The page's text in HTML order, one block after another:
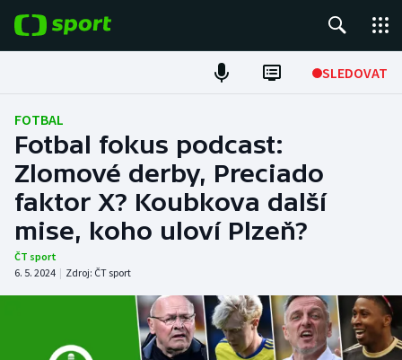
SLEDOVAT
Fotbal
Hokej
Tenis
Atletika
FOTBAL
Fotbal fokus podcast:
Zlomové derby, Preciado
faktor X? Koubkova další
mise, koho uloví Plzeň?
ČT sport
6. 5. 2024 | Zdroj: ČT sport